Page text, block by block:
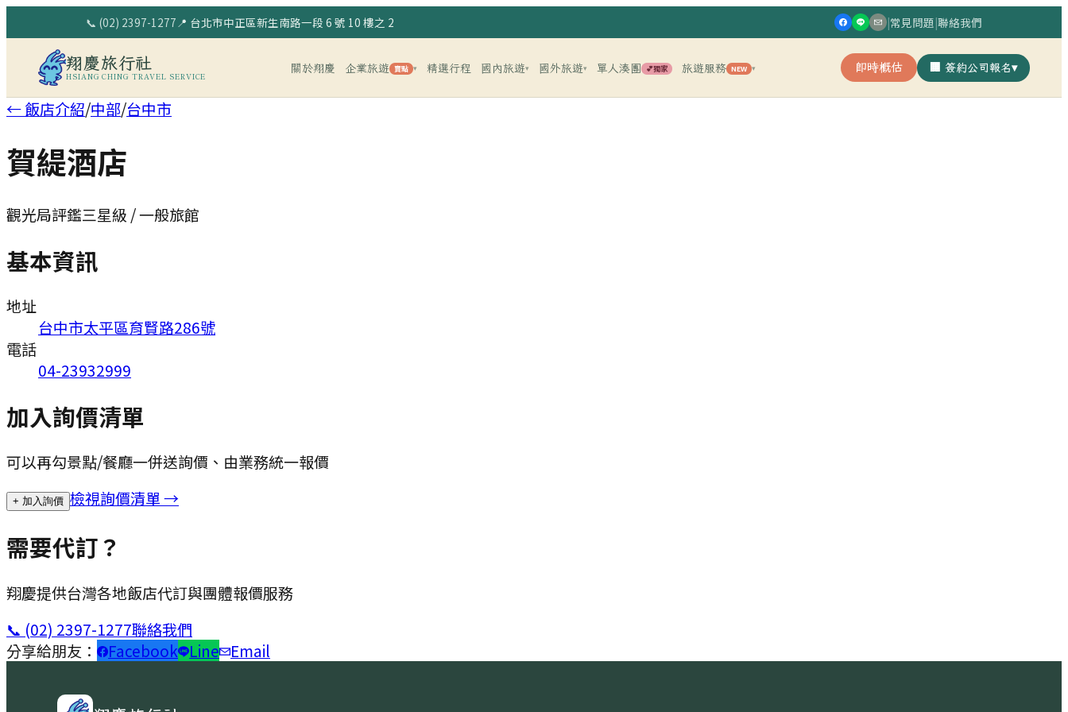
📞 (02) 2397-1277📍 台北市中正區新生南路一段 6 號 10 樓之 2 |常見問題|聯絡我們
翔慶旅行社
HSIANG CHING TRAVEL SERVICE
關於翔慶 企業旅遊 賣點 ▾ 精選行程 國內旅遊▾ 國外旅遊▾ 單人湊團 💕獨家 旅遊服務 NEW ▾ 即時概估 🏢 簽約公司報名▾
← 飯店介紹/中部/台中市
賀緹酒店
觀光局評鑑三星級 / 一般旅館
基本資訊
地址
台中市太平區育賢路286號
電話
04-23932999
加入詢價清單
可以再勾景點/餐廳一併送詢價、由業務統一報價
+ 加入詢價 檢視詢價清單 →
需要代訂？
翔慶提供台灣各地飯店代訂與團體報價服務
📞 (02) 2397-1277聯絡我們
分享給朋友：
Facebook Line Email